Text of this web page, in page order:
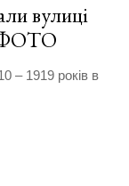
вулиці
ФОТО
– 1919 років в